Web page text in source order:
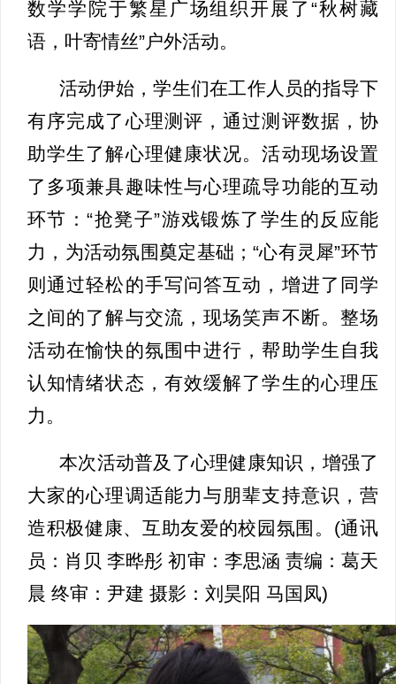
数学学院于繁星广场组织开展了“秋树藏
语，叶寄情丝”户外活动。
活动伊始，学生们在工作人员的指导下
有序完成了心理测评，通过测评数据，协
助学生了解心理健康状况。活动现场设置
了多项兼具趣味性与心理疏导功能的互动
环节：“抢凳子”游戏锻炼了学生的反应能
力，为活动氛围奠定基础；“心有灵犀”环节
则通过轻松的手写问答互动，增进了同学
之间的了解与交流，现场笑声不断。整场
活动在愉快的氛围中进行，帮助学生自我
认知情绪状态，有效缓解了学生的心理压
力。
本次活动普及了心理健康知识，增强了
大家的心理调适能力与朋辈支持意识，营
造积极健康、互助友爱的校园氛围。(通讯
员：肖贝 李晔彤初审：李思涵 责编：葛天
晨 终审：尹建 摄影：刘昊阳 马国凤)